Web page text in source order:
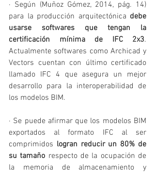
· Según (Muñoz Gómez, 2014, pág. 14)
para la producción arquitectónica debe
usarse softwares que tengan la
certificación mínima de IFC 2x3.
Actualmente softwares como Archicad y
Vectors cuentan con último certificado
llamado IFC 4 que asegura un mejor
desarrollo para la interoperabilidad de
los modelos BIM.
· Se puede afirmar que los modelos BIM
exportados al formato IFC al ser
comprimidos logran reducir un 80% de
su tamaño respecto de la ocupación de
la memoria de almacenamiento y